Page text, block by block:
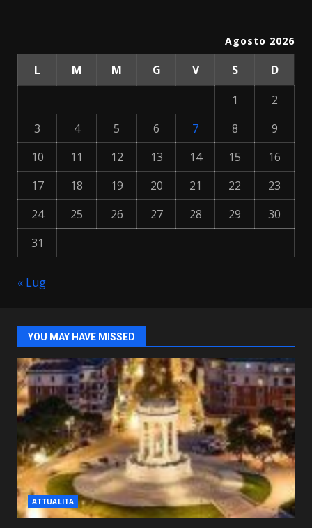
Agosto 2026
L M M G V S
D
1
2
3
4 5 6 7 8
9
10
11 12 13 14 15
16
17
18 19 20 21 22
23
24
25 26 27 28 29
30
31
« Lug
YOU MAY HAVE MISSED
ATTUALITA